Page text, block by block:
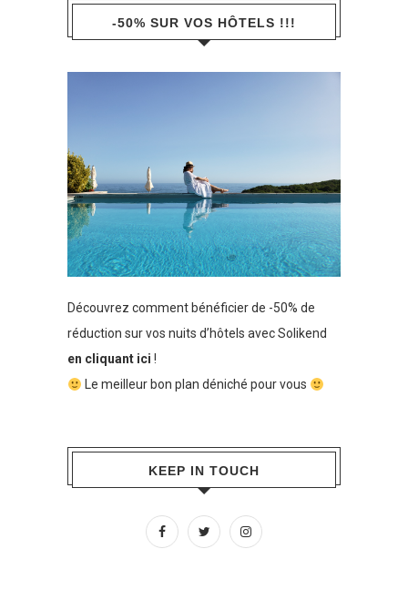
-50% SUR VOS HÔTELS !!!
Découvrez comment bénéficier de -50% de
réduction sur vos nuits d’hôtels avec Solikend
en cliquant ici !
Le meilleur bon plan déniché pour vous
KEEP IN TOUCH